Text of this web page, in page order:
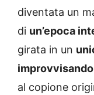
diventata un
di un’epoca
girata in un
improvvisando
al copione